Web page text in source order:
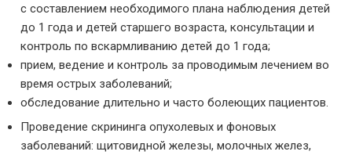
с составлением необходимого плана наблюдения детей
до 1 года и детей старшего возраста, консультации и
контроль по вскармливанию детей до 1 года;
прием, ведение и контроль за проводимым лечением во
время острых заболеваний;
обследование длительно и часто болеющих пациентов.
Проведение скрининга опухолевых и фоновых
заболеваний: щитовидной железы, молочных желез,